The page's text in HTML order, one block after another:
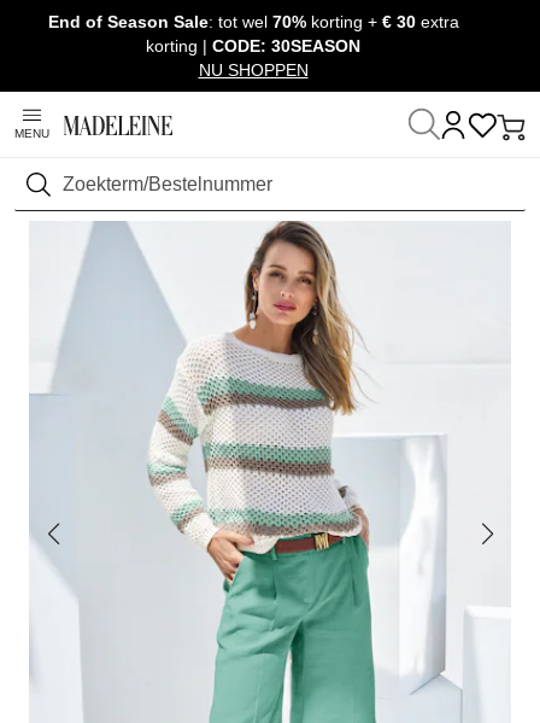
Navigatie overslaan, direct naar content
End of Season Sale: tot wel70% korting +€ 30 extra
korting | CODE: 30SEASON
NU SHOPPEN
MENU
Zoeken
Thuis Kleding Broeken